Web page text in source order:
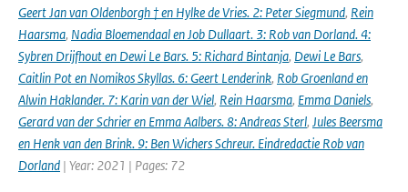
Geert Jan van Oldenborgh † en Hylke de Vries. 2: Peter Siegmund, Rein
Haarsma, Nadia Bloemendaal en Job Dullaart. 3: Rob van Dorland. 4:
Sybren Drijfhout en Dewi Le Bars. 5: Richard Bintanja, Dewi Le Bars,
Caitlin Pot en Nomikos Skyllas. 6: Geert Lenderink, Rob Groenland en
Alwin Haklander. 7: Karin van der Wiel, Rein Haarsma, Emma Daniels,
Gerard van der Schrier en Emma Aalbers. 8: Andreas Sterl, Jules Beersma
en Henk van den Brink. 9: Ben Wichers Schreur. Eindredactie Rob van
Dorland | Year: 2021 | Pages: 72